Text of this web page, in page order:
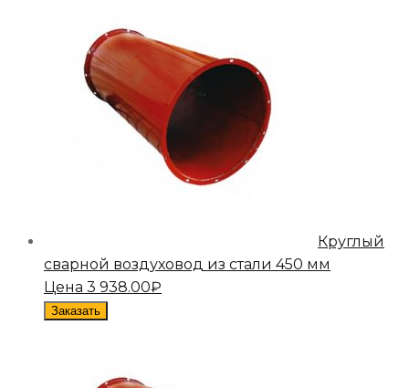
Круглый
сварной воздуховод из стали 450 мм
Цена 3 938.00₽
Заказать